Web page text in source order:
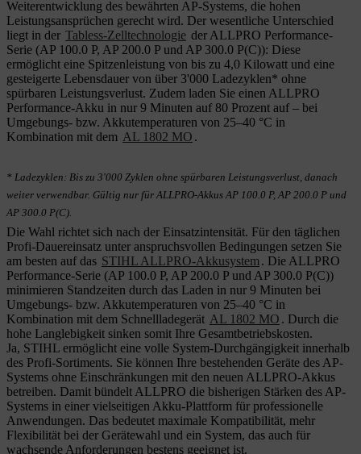
Weiterentwicklung des bewährten AP-Systems, die hohen
Leistungsansprüchen gerecht wird. Der wesentliche Unterschied
liegt in der Tabless-Zelltechnologie der ALLPRO Performance-
Serie (AP 100.0 P, AP 200.0 P und AP 300.0 P(C)): Diese
ermöglicht eine Spitzenleistung von bis zu 4,0 Kilowatt und eine
gesteigerte Lebensdauer von über 3'000 Ladezyklen* ohne
spürbaren Leistungsverlust. Zudem laden Sie einen ALLPRO
Performance-Akku in nur 9 Minuten auf 80 Prozent auf – bei
Umgebungs- bzw. Akkutemperaturen von 25–40 °C in
Kombination mit dem AL 1802 MO .
* Ladezyklen: Bis zu 3'000 Zyklen ohne spürbaren Leistungsverlust, danach
weiter verwendbar. Gültig nur für ALLPRO-Akkus AP 100.0 P, AP 200.0 P und
AP 300.0 P(C).
Die Wahl richtet sich nach der Einsatzintensität. Für den täglichen
Profi-Dauereinsatz unter anspruchsvollen Bedingungen setzen Sie
am besten auf das STIHL ALLPRO-Akkusystem . Die ALLPRO
Performance-Serie (AP 100.0 P, AP 200.0 P und AP 300.0 P(C))
minimieren Standzeiten durch das Laden in nur 9 Minuten bei
Umgebungs- bzw. Akkutemperaturen von 25–40 °C in
Kombination mit dem Schnellladegerät AL 1802 MO . Durch die
hohe Langlebigkeit sinken somit Ihre Gesamtbetriebskosten.
Ja, STIHL ermöglicht eine volle System-Durchgängigkeit innerhalb
des Profi-Sortiments. Sie können Ihre bestehenden Geräte des AP-
Systems ohne Einschränkungen mit den neuen ALLPRO-Akkus
betreiben. Damit bündelt ALLPRO die bisherigen Stärken des AP-
Systems in einer vielseitigen Akku-Plattform für professionelle
Anwendungen. Das bedeutet maximale Kompatibilität, mehr
Flexibilität bei der Gerätewahl und ein System, das auch für
wachsende Anforderungen bestens geeignet ist.